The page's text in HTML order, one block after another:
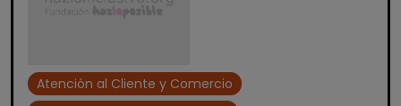
Atención al Cliente y Comercio